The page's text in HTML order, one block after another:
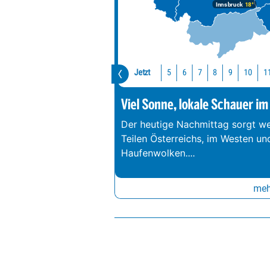
Innsbruck18°
Jetzt 5 6 7 8 9 10 11
Viel Sonne, lokale Schauer
Der heutige Nachmittag sorgt
Teilen Österreichs, im Westen
Haufenwolken....